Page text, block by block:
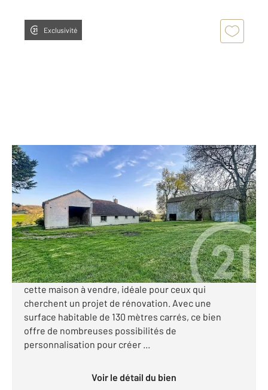
Exclusivité
CAZES MONDENARD 82
130 m
Ref : 594
Maison à vendre
120 000 €
Visiter le site dédié
A 4 km du village de Cazes Mondenard, découvrez
cette maison à vendre, idéale pour ceux qui
cherchent un projet de rénovation. Avec une
surface habitable de 130 mètres carrés, ce bien
offre de nombreuses possibilités de
personnalisation pour créer ...
Voir le détail du bien